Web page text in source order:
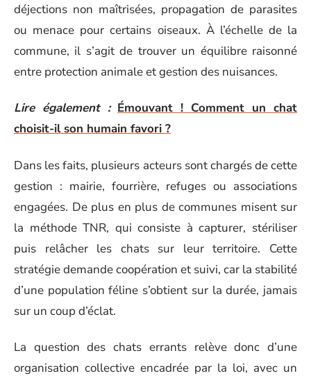
déjections non maîtrisées, propagation de parasites
ou menace pour certains oiseaux. À l’échelle de la
commune, il s’agit de trouver un équilibre raisonné
entre protection animale et gestion des nuisances.
Lire également : Émouvant ! Comment un chat
choisit-il son humain favori ?
Dans les faits, plusieurs acteurs sont chargés de cette
gestion : mairie, fourrière, refuges ou associations
engagées. De plus en plus de communes misent sur
la méthode TNR, qui consiste à capturer, stériliser
puis relâcher les chats sur leur territoire. Cette
stratégie demande coopération et suivi, car la stabilité
d’une population féline s’obtient sur la durée, jamais
sur un coup d’éclat.
La question des chats errants relève donc d’une
organisation collective encadrée par la loi, avec un